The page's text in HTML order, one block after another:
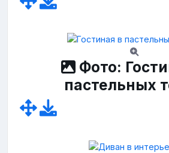
Фото:
пастельных